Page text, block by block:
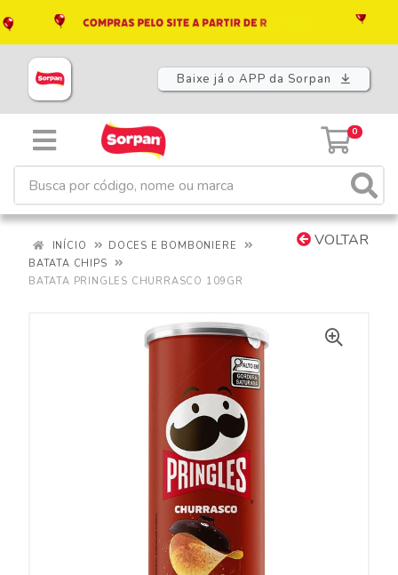
Baixe já o APP da Sorpan
0
VOLTAR
INÍCIO
DOCES E BOMBONIERE
BATATA CHIPS
BATATA PRINGLES CHURRASCO 109GR